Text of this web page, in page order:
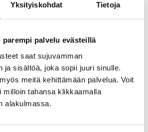
Yksityiskohdat Tietoja
parempi palvelu evästeillä
saat sujuvamman
ja sisältöä, joka sopii juuri sinulle.
meitä kehittämään palvelua. Voit
milloin tahansa klikkaamalla
alakulmassa.
Tilaisuus tarjosi osallistujille
sydän- ja
tyypin 2 diabeteksen ja
riskiä.
kahvittelulla ja lyhyellä